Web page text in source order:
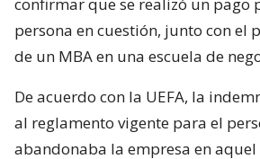
confirmar que se realizó un pago
persona en cuestión, junto con el
de un MBA en una escuela de
De acuerdo con la UEFA, la
al reglamento vigente para el
abandonaba la empresa en